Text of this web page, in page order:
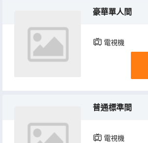
豪華單人間
電視機
普通標準間
電視機